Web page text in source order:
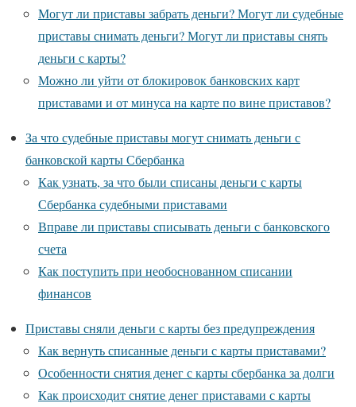
Могут ли приставы забрать деньги? Могут ли судебные
приставы снимать деньги? Могут ли приставы снять
деньги с карты?
Можно ли уйти от блокировок банковских карт
приставами и от минуса на карте по вине приставов?
За что судебные приставы могут снимать деньги с
банковской карты Сбербанка
Как узнать, за что были списаны деньги с карты
Сбербанка судебными приставами
Вправе ли приставы списывать деньги с банковского
счета
Как поступить при необоснованном списании
финансов
Приставы сняли деньги с карты без предупреждения
Как вернуть списанные деньги с карты приставами?
Особенности снятия денег с карты сбербанка за долги
Как происходит снятие денег приставами с карты